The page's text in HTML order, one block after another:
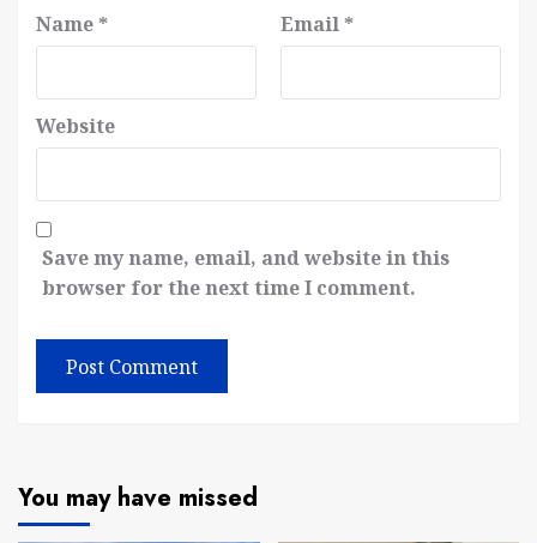
Name * Email *
Website
Save my name, email, and website in this
browser for the next time I comment.
You may have missed